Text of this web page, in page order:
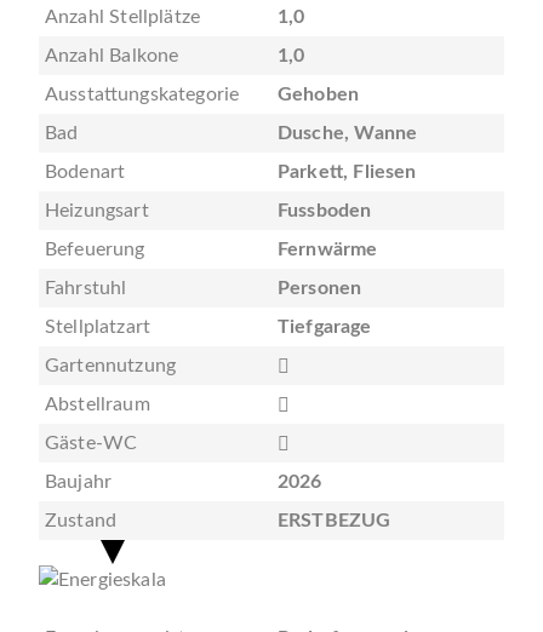
Anzahl Stellplätze
1,0
Anzahl Balkone
1,0
Ausstattungskategorie
Gehoben
Bad
Dusche, Wanne
Bodenart
Parkett, Fliesen
Heizungsart
Fussboden
Befeuerung
Fernwärme
Fahrstuhl
Personen
Stellplatzart
Tiefgarage
Gartennutzung
Abstellraum
Gäste-WC
Baujahr
2026
Zustand
ERSTBEZUG